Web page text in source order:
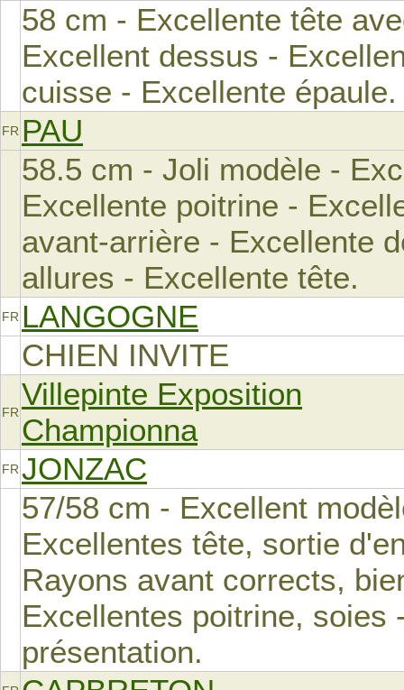
58 cm - Excellente tête
Excellent dessus -
cuisse - Excellente épaule.
FR PAU
58.5 cm - Joli modèle -
Excellente poitrine -
avant-arrière - Excellente
allures - Excellente tête.
FR LANGOGNE
CHIEN INVITE
FR
Villepinte Exposition
Championna
FRJONZAC
57/58 cm - Excellent
Excellentes tête, sortie
Rayons avant corrects,
Excellentes poitrine, soies
présentation.